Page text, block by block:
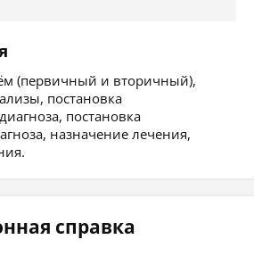
(первичный и вторичный),
постановка
постановка
назначение лечения,
справка